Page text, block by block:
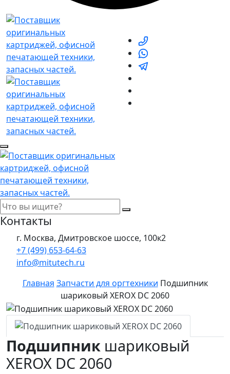
Контакты
г. Москва, Дмитровское шоссе, 100к2
+7 (499) 653-64-63
info@mitutech.ru
Главная Запчасти для оргтехники Подшипник
шариковый XEROX DC 2060
Подшипник шариковый
XEROX DC 2060